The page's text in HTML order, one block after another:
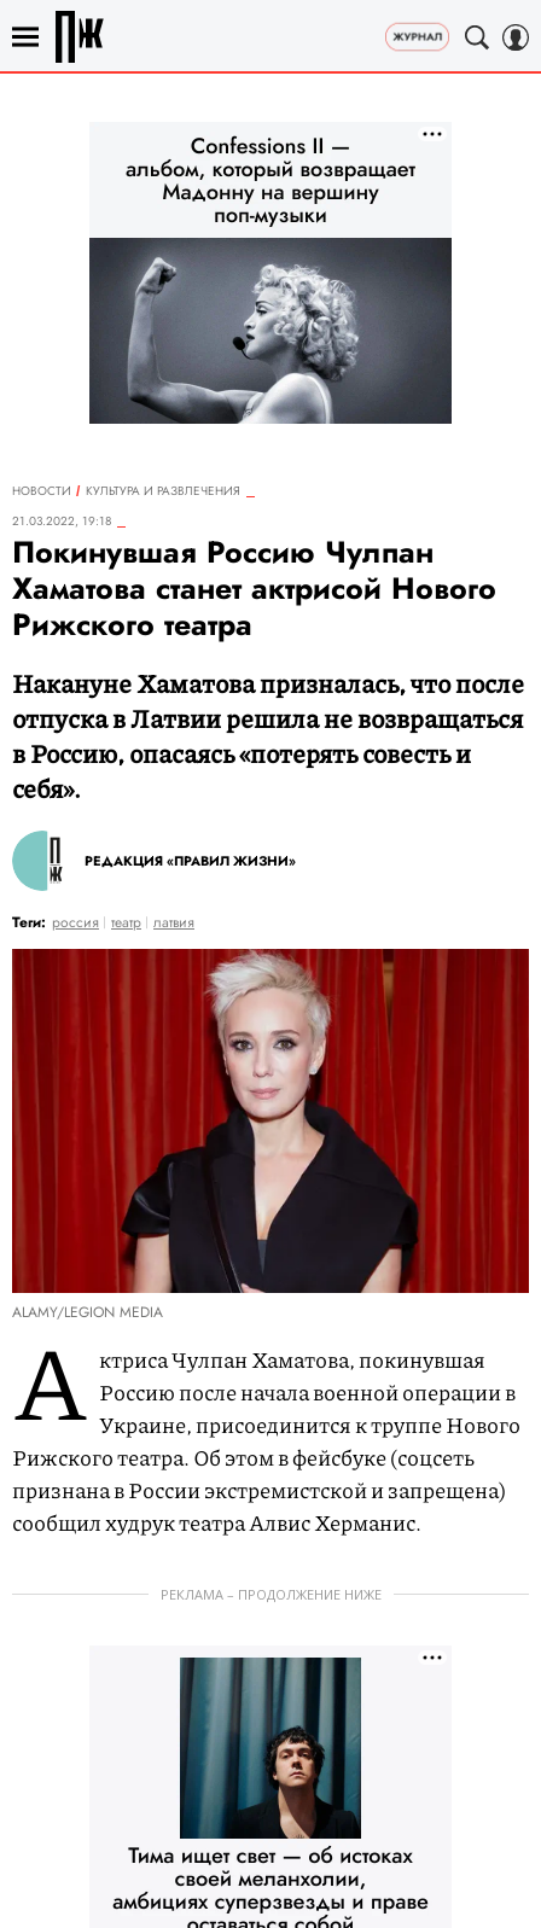
НОВОСТИ
КУЛЬТУРА И РАЗВЛЕЧЕНИЯ
21.03.2022, 19:18
Покинувшая Россию Чулпан
Хаматова станет актрисой Нового
Рижского театра
Накануне Хаматова призналась, что после
отпуска в Латвии решила не возвращаться
в Россию, опасаясь «потерять совесть и
себя».
РЕДАКЦИЯ «ПРАВИЛ ЖИЗНИ»
Теги: россия театр латвия
ALAMY/LEGION MEDIA
А ктриса Чулпан Хаматова, покинувшая
Россию после начала военной операции в
Украине, присоединится к труппе Нового
Рижского театра. Об этом в фeйсбуке (соцсеть
признана в России экстремистской и запрещена)
сообщил худрук театра Алвис Херманис.
РЕКЛАМА – ПРОДОЛЖЕНИЕ НИЖЕ